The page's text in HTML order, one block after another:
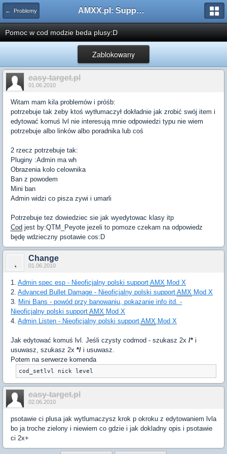
← Problemy AMXX.pl: Support AMX Mod X i SourceMod
Pomoc w cod modzie beda plusy:D
Zablokowany
easy-target.pl
01.06.2010
Witam mam kila problemów i próśb:
potrzebuje tak żeby ktoś wytłumaczył dokładnie jak zrobić swój item i
edytować komuś lvl nie interesują mnie odpowiedzi typu nie wiem
potrzebuje albo linków albo poradnika lub coś
2 rzecz potrzebuje tak:
Pluginy :Admin ma wh
Obrazenia kolo celownika
Ban z powodem
Mini ban
Admin widzi co pisza zywi i umarli
Potrzebuje tez dowiedziec sie jak wyedytowac klasy itp
Cod jest by:QTM_Peyote jezeli to pomoze czekam na odpowiedz
będę wdzieczny psotawie cos:D
Change
01.06.2010
1. Admin spec esp - Nieoficjalny polski support AMX Mod X
2. Advanced Bullet Damage - Nieoficjalny polski support AMX Mod X
3. Mini Bans - powód przy banowaniu, pokazanie info itd. -
Nieoficjalny polski support AMX Mod X
4. Admin Listen - Nieoficjalny polski support AMX Mod X
Jak edytować komuś lvl. Jeśli czysty codmod - szukasz 2x /* i
usuwasz, szukasz 2x */ i usuwasz.
Potem na serwerze komenda
cod_setlvl nick level
easy-target.pl
02.06.2010
psotawie ci plusa jak wytlumaczysz krok p okroku z edytowaniem lvla
bo ja troche zielony i niewiem co gdzie i jak dokladny opis i psotawie
ci 2x+